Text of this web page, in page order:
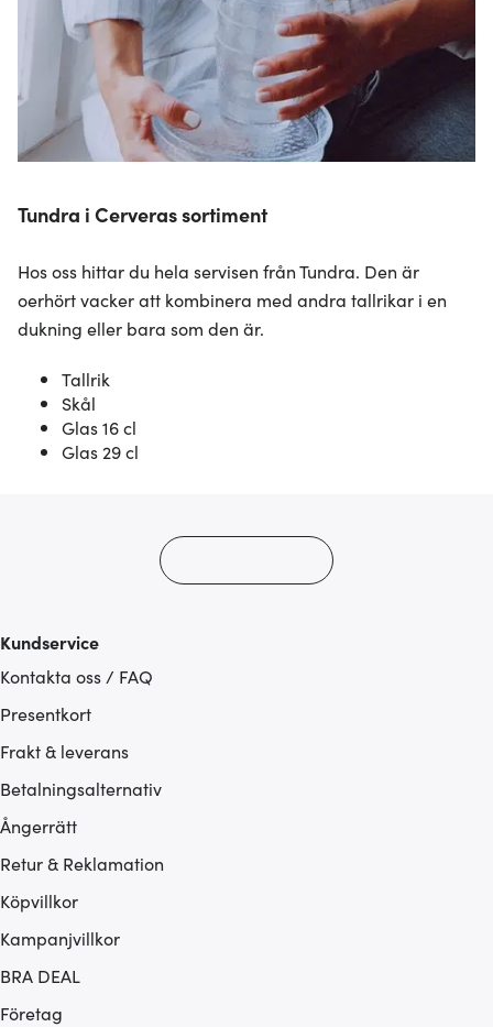
Tundra i Cerveras sortiment
Hos oss hittar du hela servisen från Tundra. Den är
oerhört vacker att kombinera med andra tallrikar i en
dukning eller bara som den är.
Tallrik
Skål
Glas 16 cl
Glas 29 cl
Kundservice
Kontakta oss / FAQ
Presentkort
Frakt & leverans
Betalningsalternativ
Ångerrätt
Retur & Reklamation
Köpvillkor
Kampanjvillkor
BRA DEAL
Företag